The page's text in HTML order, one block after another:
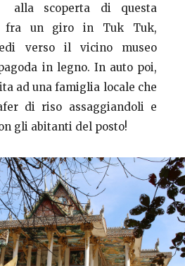
scoperta di questa
fra un giro in Tuk Tuk,
verso il vicino museo
in legno. In auto poi,
ad una famiglia locale che
di riso assaggiandoli e
gli abitanti del posto!